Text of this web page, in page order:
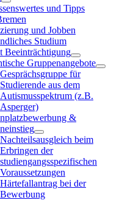
und Tipps
und Jobben
Studium
Beeinträchtigung
Gruppenangebote
Gesprächsgruppe für
Studierende aus dem
Autismusspektrum (z.B.
Asperger)
&
Nachteilsausgleich beim
Erbringen der
studiengangsspezifischen
Voraussetzungen
Härtefallantrag bei der
Bewerbung